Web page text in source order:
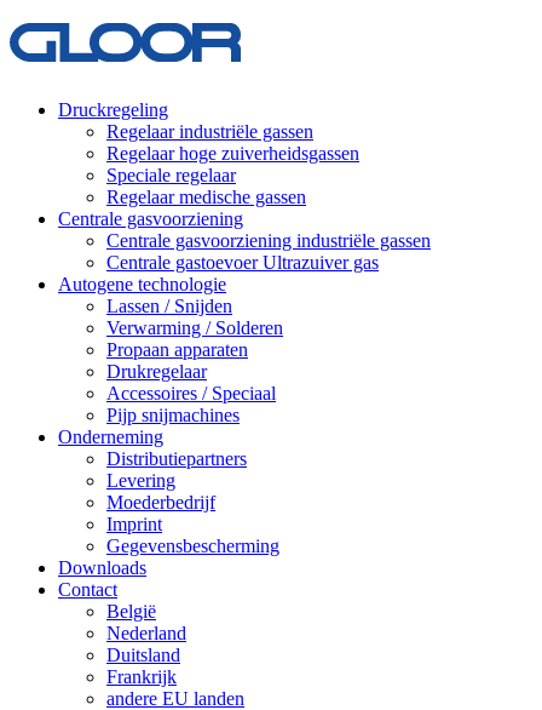
Druckregeling
Regelaar industriële gassen
Regelaar hoge zuiverheidsgassen
Speciale regelaar
Regelaar medische gassen
Centrale gasvoorziening
Centrale gasvoorziening industriële gassen
Centrale gastoevoer Ultrazuiver gas
Autogene technologie
Lassen / Snijden
Verwarming / Solderen
Propaan apparaten
Drukregelaar
Accessoires / Speciaal
Pijp snijmachines
Onderneming
Distributiepartners
Levering
Moederbedrijf
Imprint
Gegevensbescherming
Downloads
Contact
België
Nederland
Duitsland
Frankrijk
andere EU landen